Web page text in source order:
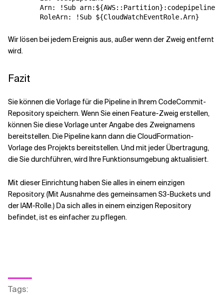
Arn: !Sub
Wir lösen bei jedem Ereignis aus, außer wenn der Zweig entfernt
wird.
Fazit
Sie können die Vorlage für die Pipeline in Ihrem CodeCommit-
Repository speichern. Wenn Sie einen Feature-Zweig erstellen,
können Sie diese Vorlage unter Angabe des Zweignamens
bereitstellen. Die Pipeline kann dann die CloudFormation-
Vorlage des Projekts bereitstellen. Und mit jeder Übertragung,
die Sie durchführen, wird Ihre Funktionsumgebung aktualisiert.
Mit dieser Einrichtung haben Sie alles in einem einzigen
Repository. (Mit Ausnahme des gemeinsamen S3-Buckets und
der IAM-Rolle.) Da sich alles in einem einzigen Repository
befindet, ist es einfacher zu pflegen.
Tags: